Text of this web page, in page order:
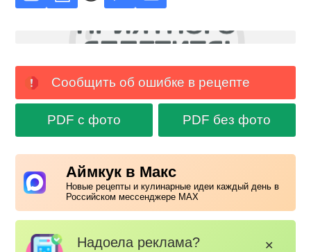
Сообщить об ошибке в рецепте
PDF с фото PDF без фото
Аймкук в Макс
Новые рецепты и кулинарные идеи каждый день в
Российском мессенджере MAX
Надоела реклама? ✕